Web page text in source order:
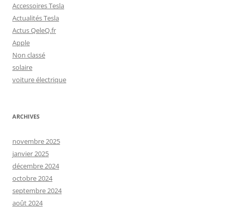
Accessoires Tesla
Actualités Tesla
Actus QeleQ.fr
Apple
Non classé
solaire
voiture électrique
ARCHIVES
novembre 2025
janvier 2025
décembre 2024
octobre 2024
septembre 2024
août 2024